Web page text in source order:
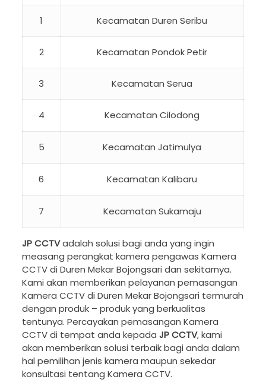
1 Kecamatan Duren Seribu
2 Kecamatan Pondok Petir
3 Kecamatan Serua
4 Kecamatan Cilodong
5 Kecamatan Jatimulya
6 Kecamatan Kalibaru
7 Kecamatan Sukamaju
JP CCTVadalah solusi bagi anda yang ingin
measang perangkat kamera pengawas Kamera
CCTV di Duren Mekar Bojongsari dan sekitarnya.
Kami akan memberikan pelayanan pemasangan
Kamera CCTV di Duren Mekar Bojongsari termurah
dengan produk – produk yang berkualitas
tentunya. Percayakan pemasangan Kamera
CCTV di tempat anda kepada JP CCTV, kami
akan memberikan solusi terbaik bagi anda dalam
hal pemilihan jenis kamera maupun sekedar
konsultasi tentang Kamera CCTV.